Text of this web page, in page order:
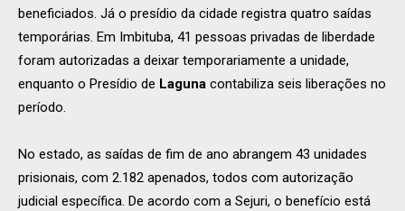
beneficiados. Já o presídio da cidade registra quatro saídas
temporárias. Em Imbituba, 41 pessoas privadas de liberdade
foram autorizadas a deixar temporariamente a unidade,
enquanto o Presídio de Laguna contabiliza seis liberações no
período.
No estado, as saídas de fim de ano abrangem 43 unidades
prisionais, com 2.182 apenados, todos com autorização
judicial específica. De acordo com a Sejuri, o benefício está